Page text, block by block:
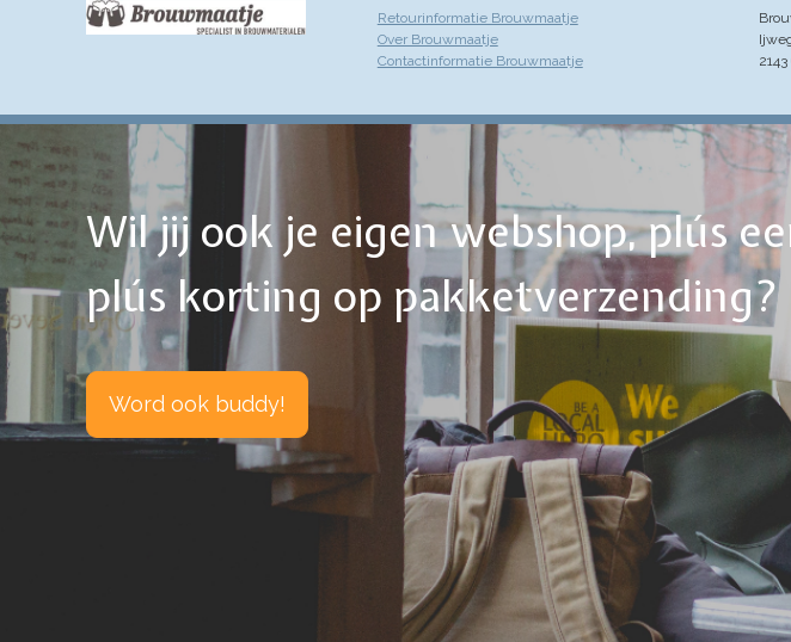
Retourinformatie Brouwmaatje
Over Brouwmaatje
Contactinformatie Brouwmaatje
Wil jij ook je eigen webshop, plús
plús korting op pakketverzending?
Word ook buddy!